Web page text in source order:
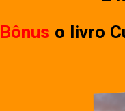
Bônus o livro